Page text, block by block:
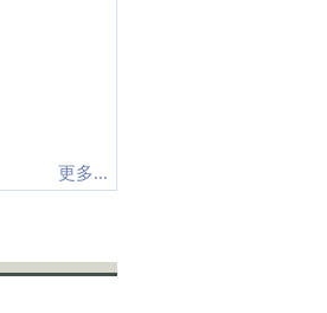
更多...